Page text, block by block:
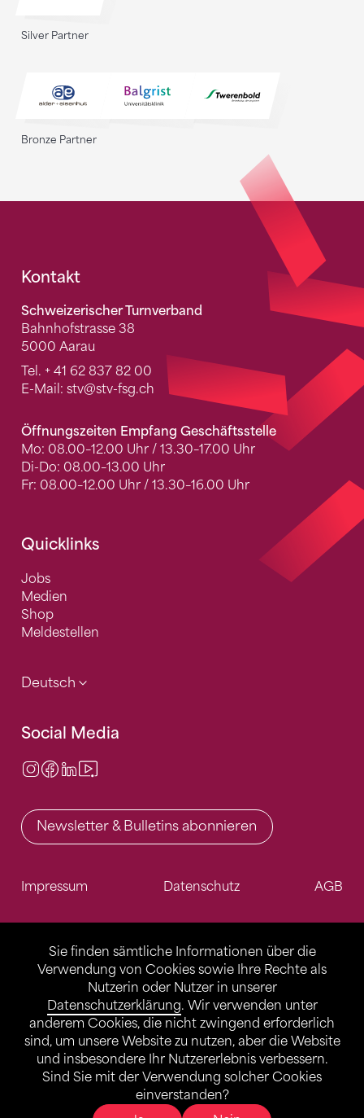
Sie finden sämtliche Informationen über die
Verwendung von Cookies sowie Ihre Rechte als
Nutzerin oder Nutzer in unserer
Datenschutzerklärung. Wir verwenden unter
anderem Cookies, die nicht zwingend erforderlich
sind, um unsere Website zu nutzen, aber die Website
und insbesondere Ihr Nutzererlebnis verbessern.
Sind Sie mit der Verwendung solcher Cookies
einverstanden?
Silver Partner
Bronze Partner
Fusszeile
Kontakt
Schweizerischer Turnverband
Bahnhofstrasse 38
5000 Aarau
Tel. + 41 62 837 82 00
E-Mail: stv@stv-fsg.ch
Öffnungszeiten Empfang Geschäftsstelle
Mo: 08.00–12.00 Uhr / 13.30–17.00 Uhr
Di-Do: 08.00–13.00 Uhr
Fr: 08.00–12.00 Uhr / 13.30–16.00 Uhr
Quicklinks
Jobs
Medien
Shop
Meldestellen
Deutsch
Social Media
Instagram
Facebook
LinkedIn
Newsletter & Bulletins abonnieren
Impressum Datenschutz AGB